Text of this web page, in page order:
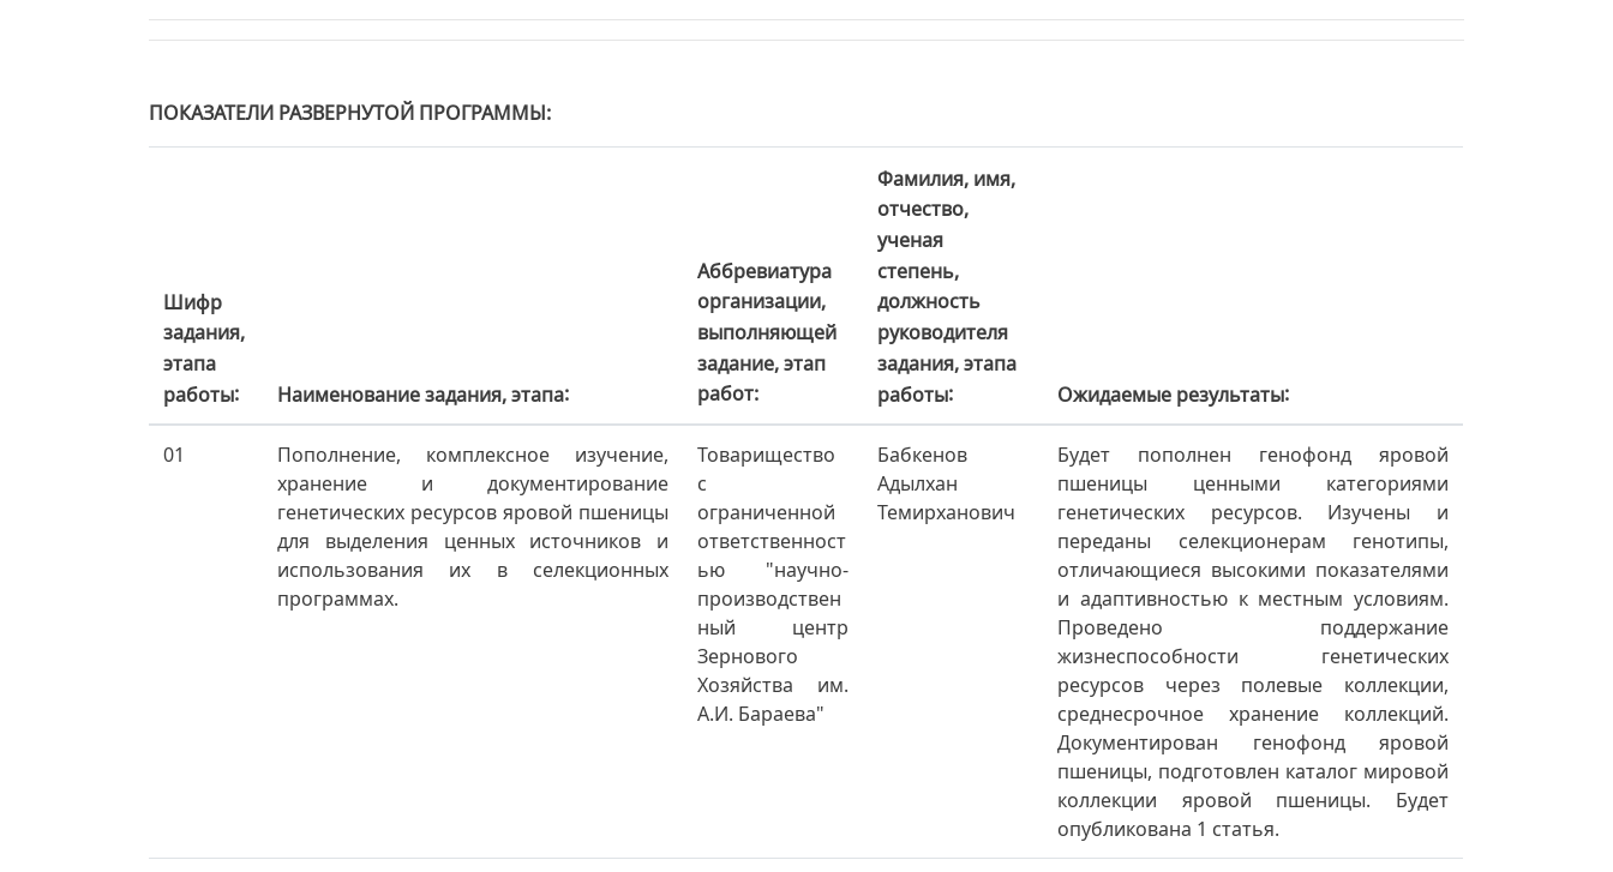
ПОКАЗАТЕЛИ РАЗВЕРНУТОЙ ПРОГРАММЫ
Шифр
задания,
этапа
работы
Наименование задания, этапа
Аббревиатура
организации,
выполняющей
задание, этап
работ
Фамилия, имя,
отчество,
ученая
степень,
должность
руководителя
задания, этапа
работы
Ожидаемые результаты
01
Пополнение, комплексное изучение,
хранение и документирование
генетических ресурсов яровой пшеницы
для выделения ценных источников и
использования их в селекционных
программах.
Товарищество
с
ограниченной
ответственност
ью "научно-
производствен
ный центр
Зернового
Хозяйства им.
А.И. Бараева"
Бабкенов
Адылхан
Темирханович
Будет пополнен генофонд яровой
пшеницы ценными категориями
генетических ресурсов. Изучены и
переданы селекционерам генотипы,
отличающиеся высокими показателями
и адаптивностью к местным условиям.
Проведено поддержание
жизнеспособности генетических
ресурсов через полевые коллекции,
среднесрочное хранение коллекций.
Документирован генофонд яровой
пшеницы, подготовлен каталог мировой
коллекции яровой пшеницы. Будет
опубликована 1 статья.